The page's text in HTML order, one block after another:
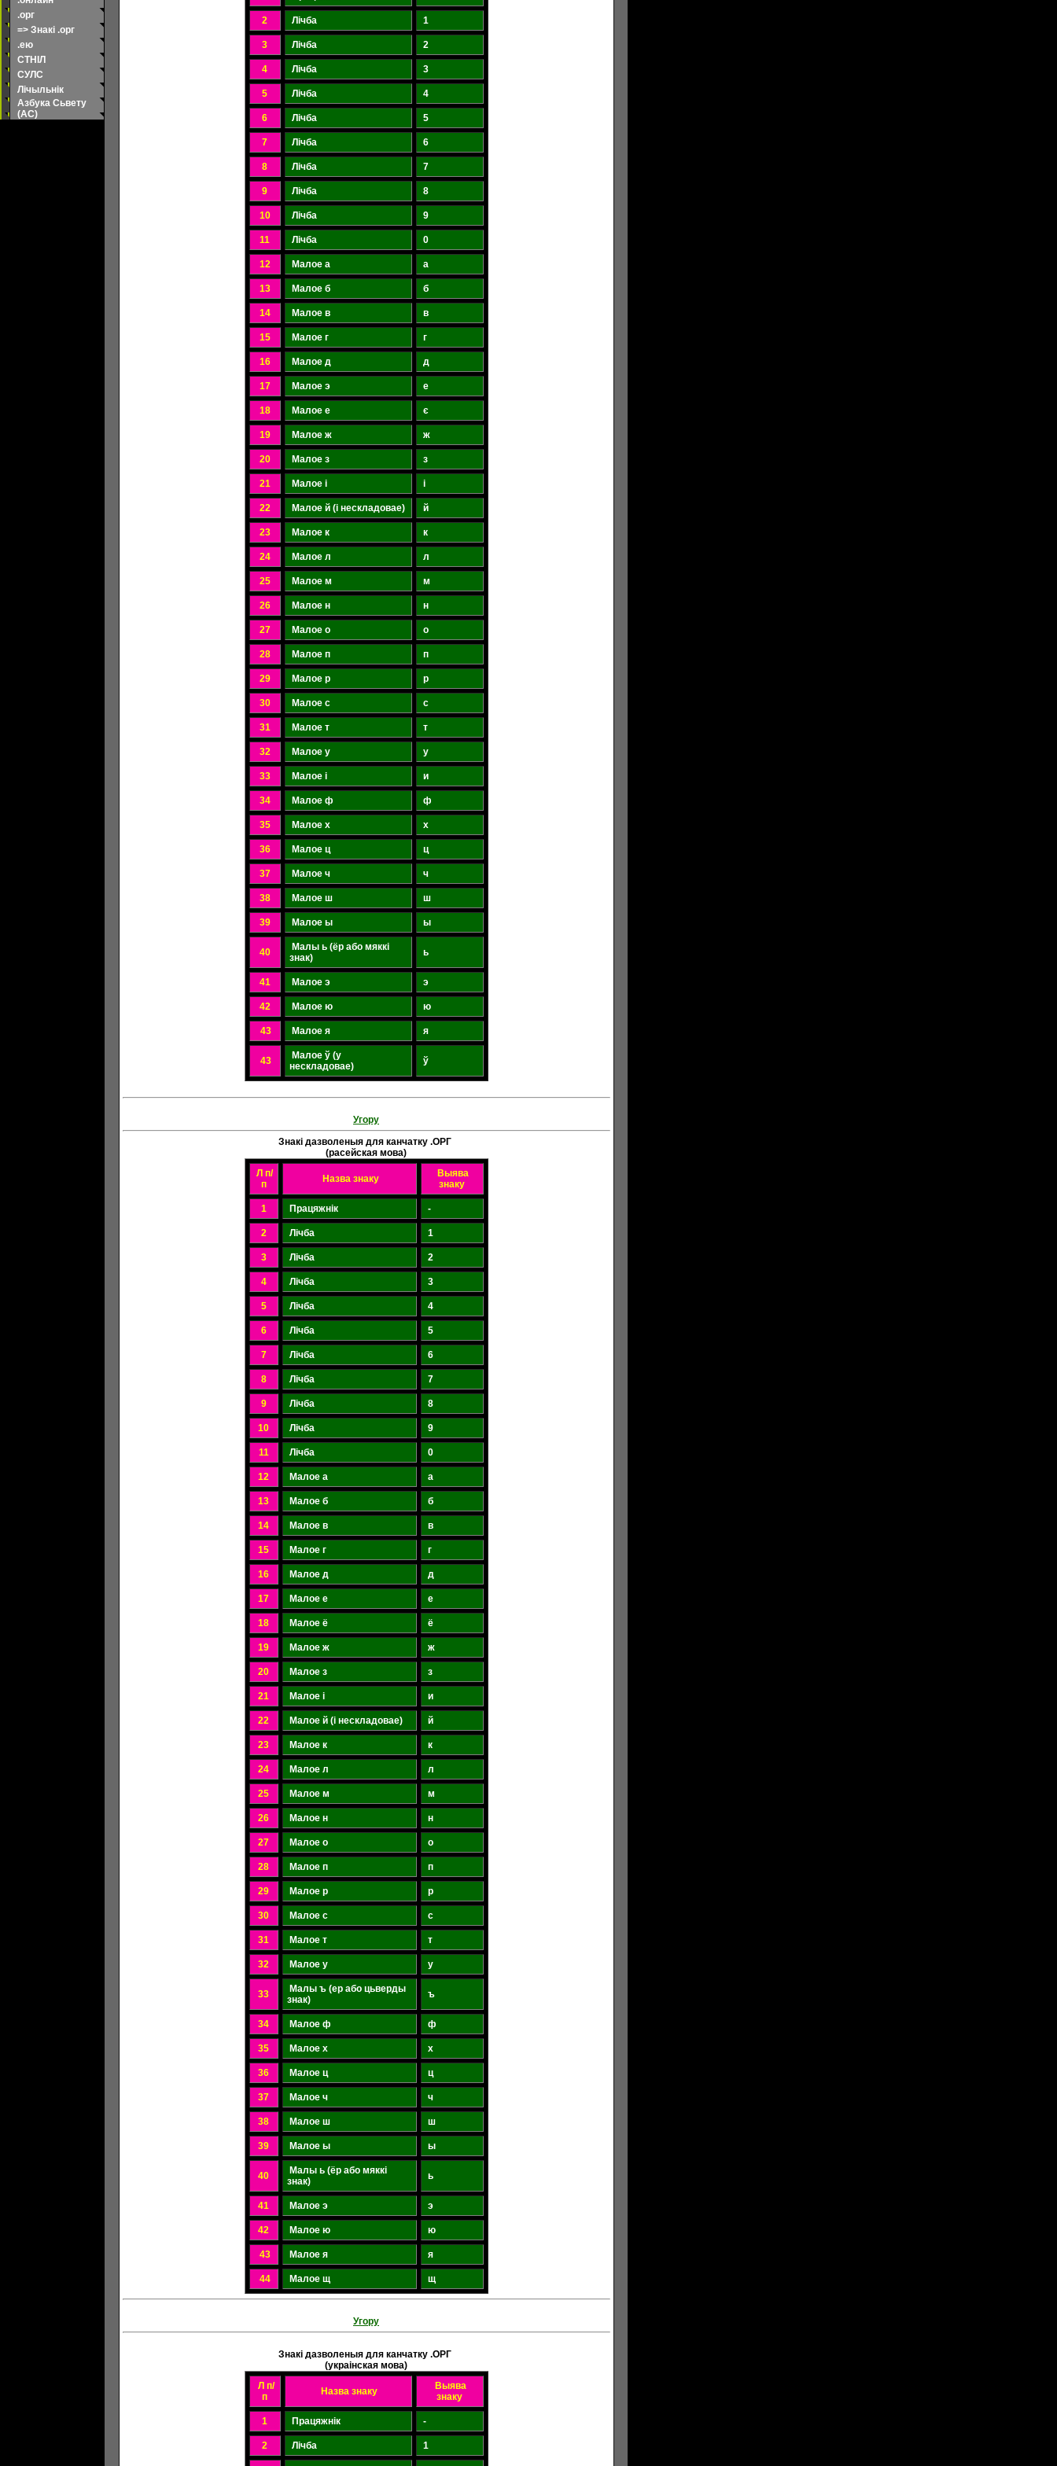
.орг
=> Знакі .орг
.ею
СТНІЛ
СУЛС
Лічыльнік
Азбука Сьвету
(АС)
2 Лічба 1
3 Лічба 2
4 Лічба 3
5 Лічба 4
6 Лічба 5
7 Лічба 6
8 Лічба 7
9 Лічба 8
10 Лічба 9
11 Лічба 0
12 Малое а а
13 Малое б б
14 Малое в в
15 Малое г г
16 Малое д д
17 Малое э е
18 Малое е є
19 Малое ж ж
20 Малое з з
21 Малое і і
22 Малое й (і нескладовае) й
23 Малое к к
24 Малое л л
25 Малое м м
26 Малое н н
27 Малое о о
28 Малое п п
29 Малое р р
30 Малое с с
31 Малое т т
32 Малое у у
33 Малое і и
34 Малое ф ф
35 Малое х х
36 Малое ц ц
37 Малое ч ч
38 Малое ш ш
39 Малое ы ы
40
Малы ь (ёр або мяккі
знак)
ь
41 Малое э э
42 Малое ю ю
43 Малое я я
43
Малое ў (у
нескладовае)
ў
Угору
Знакі дазволеныя для канчатку .ОРГ
(расейская мова)
Л п/
п
Назва знаку
Выява
знаку
1 Працяжнік -
2 Лічба 1
3 Лічба 2
4 Лічба 3
5 Лічба 4
6 Лічба 5
7 Лічба 6
8 Лічба 7
9 Лічба 8
10 Лічба 9
11 Лічба 0
12 Малое а а
13 Малое б б
14 Малое в в
15 Малое г г
16 Малое д д
17 Малое е е
18 Малое ё ё
19 Малое ж ж
20 Малое з з
21 Малое і и
22 Малое й (і нескладовае) й
23 Малое к к
24 Малое л л
25 Малое м м
26 Малое н н
27 Малое о о
28 Малое п п
29 Малое р р
30 Малое с с
31 Малое т т
32 Малое у у
33
Малы ъ (ер або цьверды
знак)
ъ
34 Малое ф ф
35 Малое х х
36 Малое ц ц
37 Малое ч ч
38 Малое ш ш
39 Малое ы ы
40
Малы ь (ёр або мяккі
знак)
ь
41 Малое э э
42 Малое ю ю
43 Малое я я
44 Малое щ щ
Угору
Знакі дазволеныя для канчатку .ОРГ
(украінская мова)
Л п/
п
Назва знаку
Выява
знаку
1 Працяжнік -
2 Лічба 1